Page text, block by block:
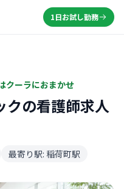
1日お試し勤務
クーラにおまかせ
クの看護師求人
最寄り駅: 稲荷町駅